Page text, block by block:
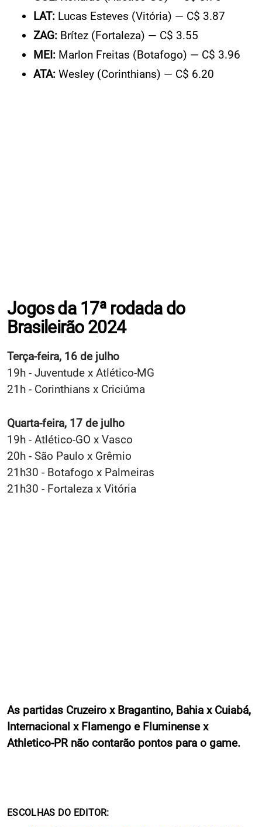
LAT: Lucas Esteves (Vitória) — C$ 3.87
ZAG: Brítez (Fortaleza) — C$ 3.55
MEI: Marlon Freitas (Botafogo) — C$ 3.96
ATA: Wesley (Corinthians) — C$ 6.20
Jogos da 17ª rodada do
Brasileirão 2024
Terça-feira, 16 de julho
19h - Juventude x Atlético-MG
21h - Corinthians x Criciúma
Quarta-feira, 17 de julho
19h - Atlético-GO x Vasco
20h - São Paulo x Grêmio
21h30 - Botafogo x Palmeiras
21h30 - Fortaleza x Vitória
As partidas Cruzeiro x Bragantino, Bahia x Cuiabá,
Internacional x Flamengo e Fluminense x
Athletico-PR não contarão pontos para o game.
ESCOLHAS DO EDITOR